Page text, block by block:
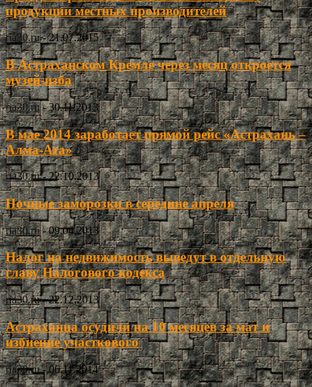
продукции местных производителей
ria30.ru - 21.07.2015
В Астраханском Кремле через месяц откроется
музей-изба
ria30.ru - 30.11.2013
В мае 2014 заработает прямой рейс «Астрахань –
Алма-Ата»
ria30.ru - 22.10.2013
Ночные заморозки в середине апреля
ria30.ru - 09.04.2013
Налог на недвижимость выведут в отдельную
главу Налогового кодекса
ria30.ru - 22.12.2013
Астраханца осудили на 10 месяцев за мат и
избиение участкового
ria30.ru - 06.11.2014